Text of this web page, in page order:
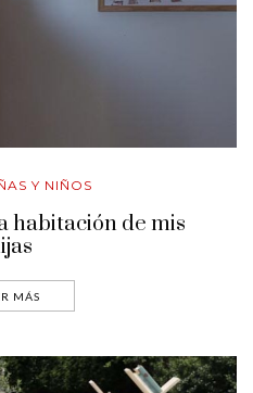
Y NIÑOS
habitación de mis
MÁS